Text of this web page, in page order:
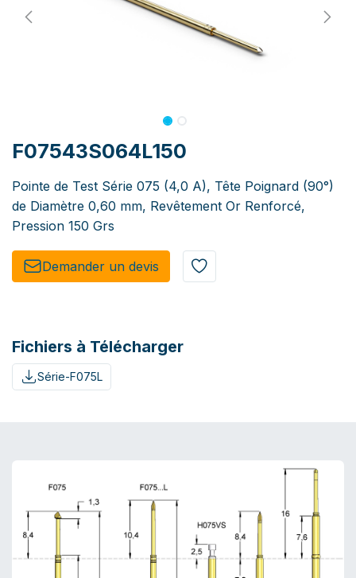
F07543S064L150
Pointe de Test Série 075 (4,0 A), Tête Poignard (90°)
de Diamètre 0,60 mm, Revêtement Or Renforcé,
Pression 150 Grs
Demander un de​​vis​​
Fichiers à Télécharger
Série-F075L